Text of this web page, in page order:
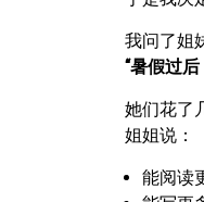
我问了姐
“暑假过
她们花了
姐姐说：
能阅读